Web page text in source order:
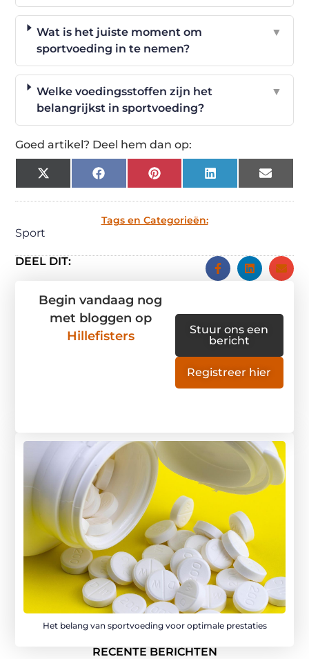
Wat is het juiste moment om
sportvoeding in te nemen?
▼
Welke voedingsstoffen zijn het
belangrijkst in sportvoeding?
▼
Goed artikel? Deel hem dan op:
X
(Twitter)
FacebookPinterestLinkedIn Email
Tags en Categorieën:
Sport
DEEL DIT:
Het belang van sportvoeding voor optimale prestaties
RECENTE BERICHTEN
Begin vandaag nog
met bloggen op
Hillefisters
Stuur ons een
bericht
Registreer hier